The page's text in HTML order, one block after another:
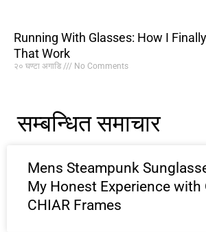
Running With Glasses: How I
That Work
२० घण्टा अगाडि No Comments
सम्बन्धित समाचार
Mens Steampunk
My Honest Experience with
CHIAR Frames